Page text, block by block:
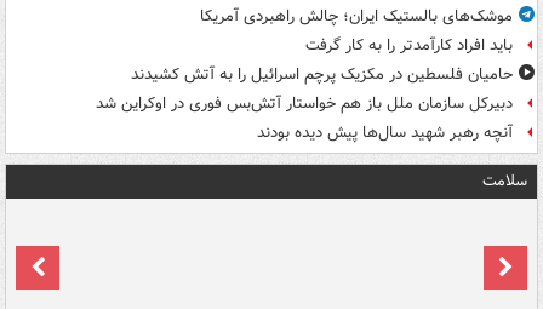
موشک‌های بالستیک ایران؛ چالش راهبردی آمریکا
باید افراد کارآمدتر را به کار گرفت
حامیان فلسطین در مکزیک پرچم اسرائیل را به آتش کشیدند
دبیرکل سازمان ملل باز هم خواستار آتش‌بس فوری در اوکراین شد
آنچه رهبر شهید سال‌ها پیش دیده بودند
سلامت